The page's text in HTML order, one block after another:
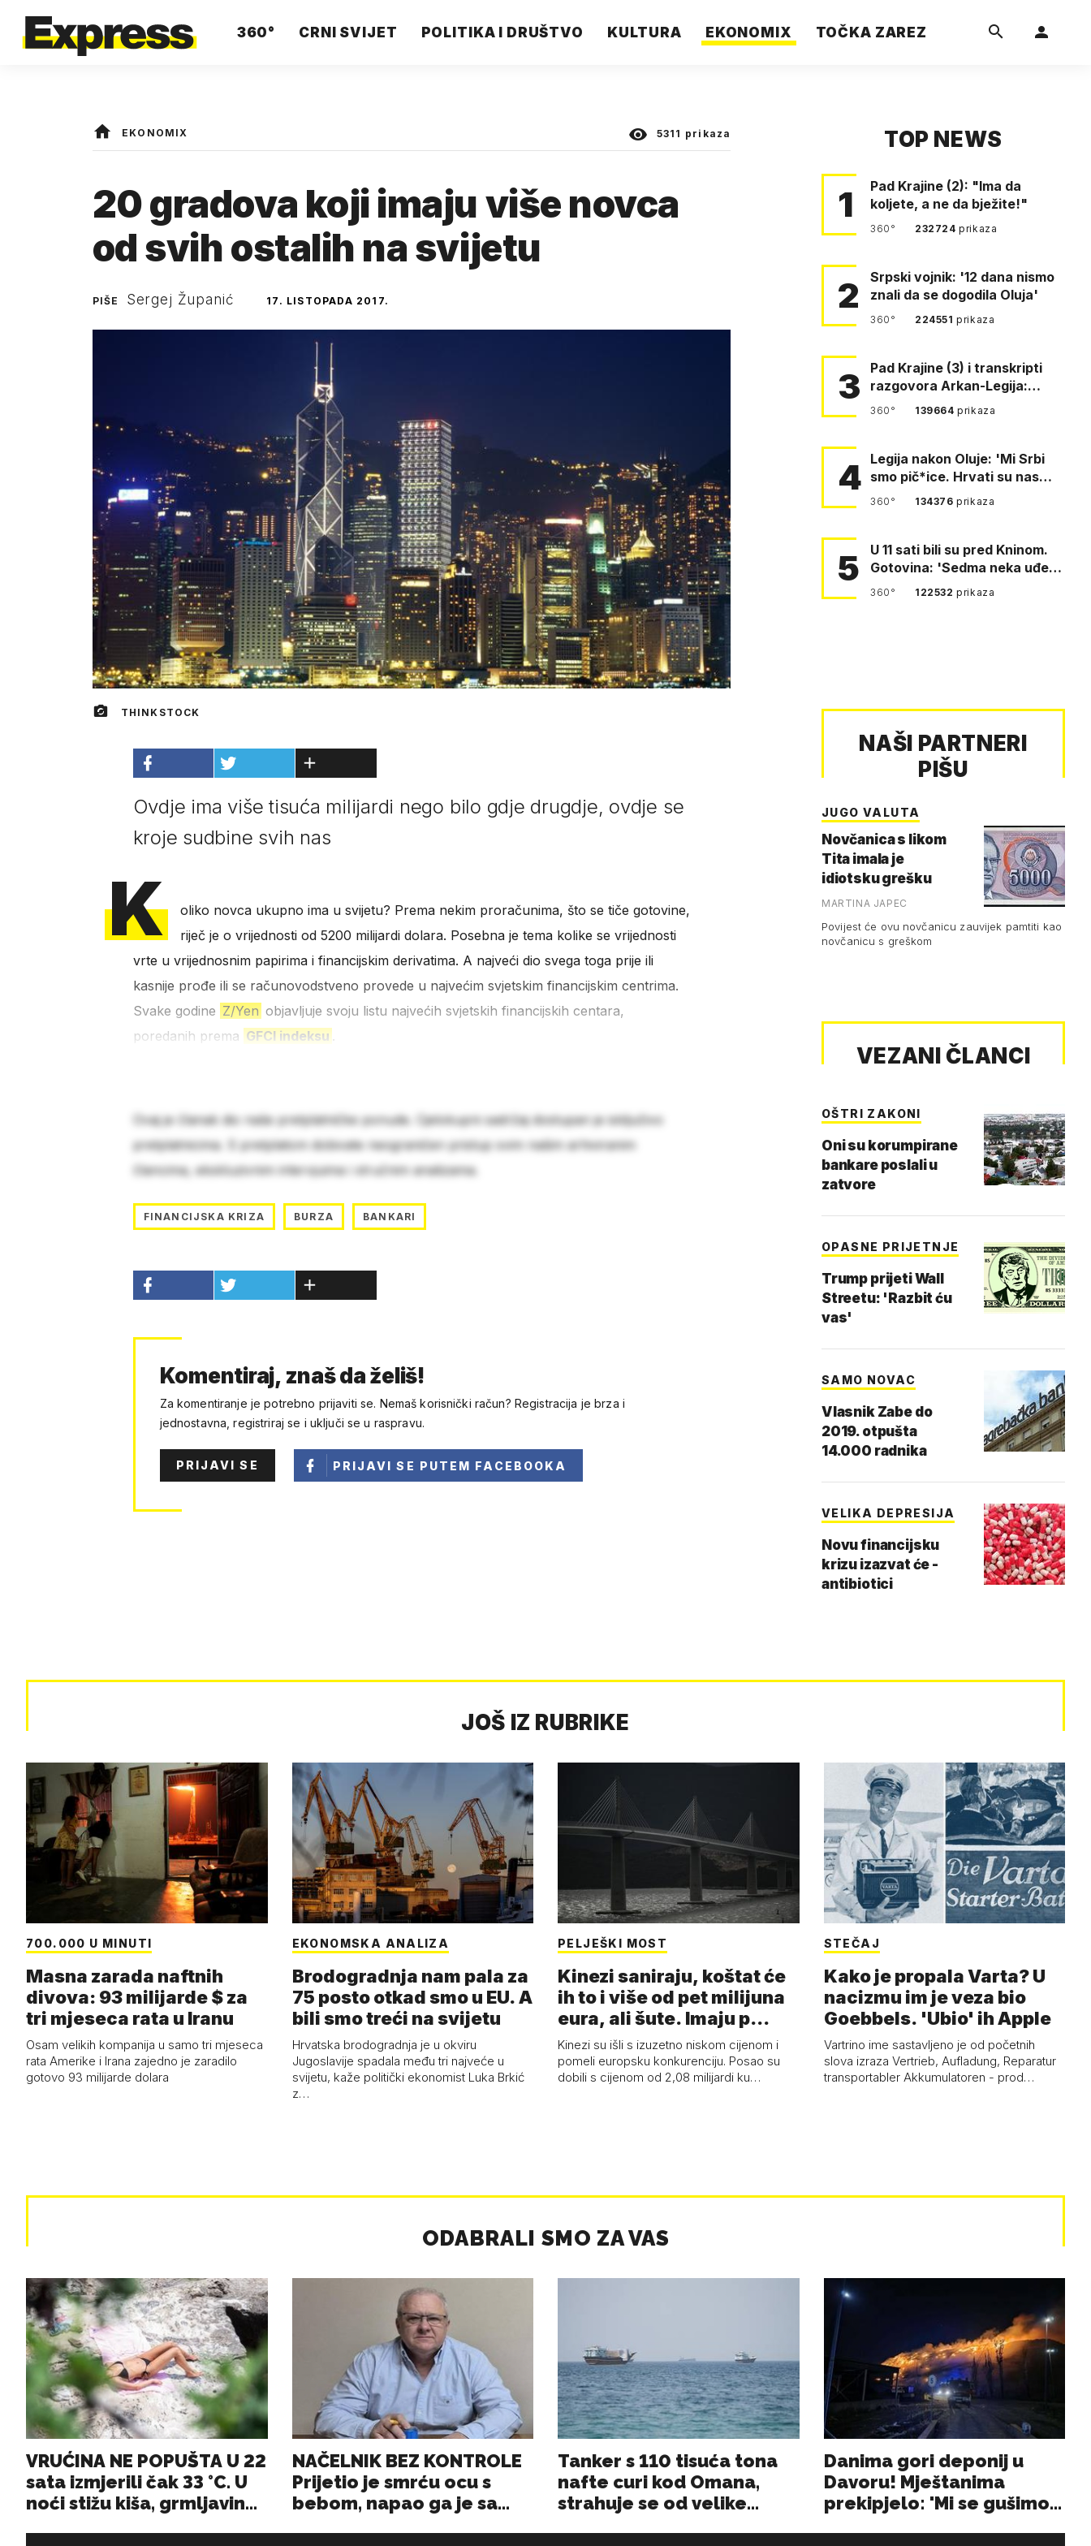
360° CRNI SVIJET POLITIKA I DRUŠTVO KULTURA EKONOMIX TOČKA ZAREZ
EKONOMIX 5311 prikaza
20 gradova koji imaju više novca
od svih ostalih na svijetu
PIŠE Sergej Županić 17. LISTOPADA 2017.
THINKSTOCK
Ovdje ima više tisuća milijardi nego bilo gdje drugdje, ovdje se
kroje sudbine svih nas
K
oliko novca ukupno ima u svijetu? Prema nekim proračunima, što se tiče gotovine,
riječ je o vrijednosti od 5200 milijardi dolara. Posebna je tema kolike se vrijednosti
vrte u vrijednosnim papirima i financijskim derivatima. A najveći dio svega toga prije ili
kasnije prođe ili se računovodstveno provede u najvećim svjetskim financijskim centrima.
Svake godine Z/Yenobjavljuje svoju listu najvećih svjetskih financijskih centara,
poredanih prema GFCI indeksu.
Ovaj je članak dio naše pretplatničke ponude. Cjelokupni sadržaj dostupan je isključivo
pretplatnicima. S pretplatom dobivate neograničen pristup svim našim arhiviranim
člancima, ekskluzivnim intervjuima i stručnim analizama.
FINANCIJSKA KRIZA BURZA BANKARI
Komentiraj, znaš da želiš!
Za komentiranje je potrebno prijaviti se. Nemaš korisnički račun? Registracija je brza i
jednostavna, registriraj se i uključi se u raspravu.
PRIJAVI SE PRIJAVI SE PUTEM FACEBOOKA
TOP NEWS
1
Pad Krajine (2): "Ima da
koljete, a ne da bježite!"
360° 232724prikaza
2
Srpski vojnik: '12 dana nismo
znali da se dogodila Oluja'
360° 224551prikaza
3
Pad Krajine (3) i transkripti
razgovora Arkan-Legija:
'Čujem, prelazite ustašam…
360° 139664prikaza
4 Legija nakon Oluje: 'Mi Srbi
smo pič*ice. Hrvati su nas
pomeli!'
360° 134376prikaza
5
U 11 sati bili su pred Kninom.
Gotovina: 'Sedma neka uđe,
4. gardijska neka g…
360° 122532prikaza
NAŠI PARTNERI
PIŠU
JUGO VALUTA
Novčanica s likom
Tita imala je
idiotsku grešku
MARTINA JAPEC
Povijest će ovu novčanicu zauvijek pamtiti kao
novčanicu s greškom
VEZANI ČLANCI
OŠTRI ZAKONI
Oni su korumpirane
bankare poslali u
zatvore
OPASNE PRIJETNJE
Trump prijeti Wall
Streetu: 'Razbit ću
vas'
SAMO NOVAC
Vlasnik Zabe do
2019. otpušta
14.000 radnika
VELIKA DEPRESIJA
Novu financijsku
krizu izazvat će -
antibiotici
JOŠ IZ RUBRIKE
700.000 U MINUTI
Masna zarada naftnih
divova: 93 milijarde $ za
tri mjeseca rata u Iranu
Osam velikih kompanija u samo tri mjeseca
rata Amerike i Irana zajedno je zaradilo
gotovo 93 milijarde dolara
EKONOMSKA ANALIZA
Brodogradnja nam pala za
75 posto otkad smo u EU. A
bili smo treći na svijetu
Hrvatska brodogradnja je u okviru
Jugoslavije spadala među tri najveće u
svijetu, kaže politički ekonomist Luka Brkić
z…
PELJEŠKI MOST
Kinezi saniraju, koštat će
ih to i više od pet milijuna
eura, ali šute. Imaju p…
Kinezi su išli s izuzetno niskom cijenom i
pomeli europsku konkurenciju. Posao su
dobili s cijenom od 2,08 milijardi ku…
STEČAJ
Kako je propala Varta? U
nacizmu im je veza bio
Goebbels. 'Ubio' ih Apple
Vartrino ime sastavljeno je od početnih
slova izraza Vertrieb, Aufladung, Reparatur
transportabler Akkumulatoren - prod…